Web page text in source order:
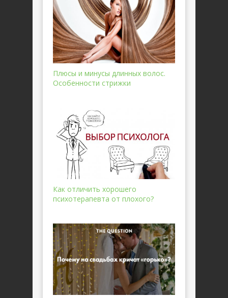
Плюсы и минусы длинных волос.
Особенности стрижки
Как отличить хорошего
психотерапевта от плохого?